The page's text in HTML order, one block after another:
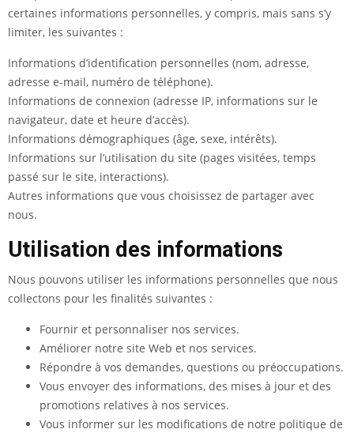
certaines informations personnelles, y compris, mais sans s’y
limiter, les suivantes :
Informations d’identification personnelles (nom, adresse,
adresse e-mail, numéro de téléphone).
Informations de connexion (adresse IP, informations sur le
navigateur, date et heure d’accès).
Informations démographiques (âge, sexe, intérêts).
Informations sur l’utilisation du site (pages visitées, temps
passé sur le site, interactions).
Autres informations que vous choisissez de partager avec
nous.
Utilisation des informations
Nous pouvons utiliser les informations personnelles que nous
collectons pour les finalités suivantes :
Fournir et personnaliser nos services.
Améliorer notre site Web et nos services.
Répondre à vos demandes, questions ou préoccupations.
Vous envoyer des informations, des mises à jour et des
promotions relatives à nos services.
Vous informer sur les modifications de notre politique de